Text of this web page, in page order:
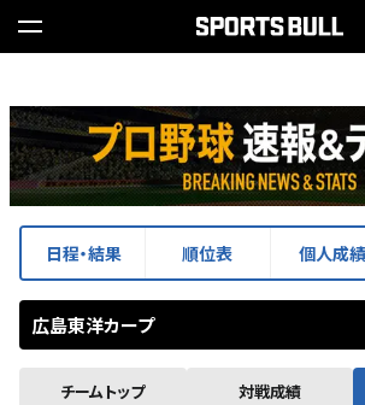
日程・結果 順位表 個人成績
広島東洋カープ
チームトップ 対戦成績